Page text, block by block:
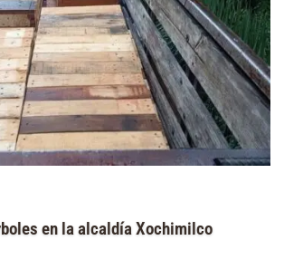
en la alcaldía Xochimilco